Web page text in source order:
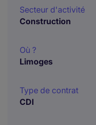
Secteur d'activité
Construction
Où ?
Limoges
Type de contrat
CDI